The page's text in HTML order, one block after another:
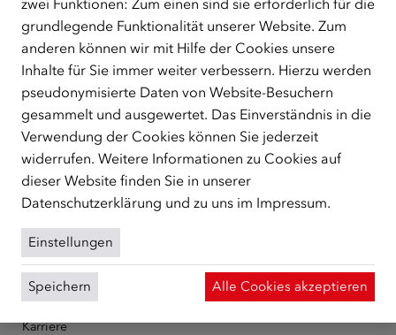
ÜBER UNS
Der Österreichische Integrationsfonds (ÖIF) ist ein Fonds der
Republik Österreich, der Flüchtlinge, subsidiär
Schutzberechtigte, Vertriebene sowie Zuwander/innen als
zentrale Anlaufstelle bei der Integration in Österreich
unterstützt.
mehr
FacebookYouTubeInstagramLinkedIn
Über den ÖIF
Der Österreichische Integrationsfonds (ÖIF)
Organigramm
Presse
Informationen erhalten
Karriere
zwei Funktionen: Zum einen sind sie erforderlich für die
grundlegende Funktionalität unserer Website. Zum
anderen können wir mit Hilfe der Cookies unsere
Inhalte für Sie immer weiter verbessern. Hierzu werden
pseudonymisierte Daten von Website-Besuchern
gesammelt und ausgewertet. Das Einverständnis in die
Verwendung der Cookies können Sie jederzeit
widerrufen. Weitere Informationen zu Cookies auf
dieser Website finden Sie in unserer
Datenschutzerklärung und zu uns im Impressum.
Einstellungen
Speichern Alle Cookies akzeptieren